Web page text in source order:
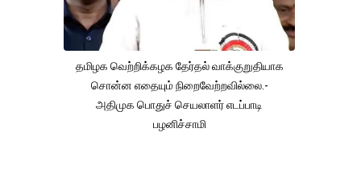
தமிழக வெற்றிக்கழக தேர்தல் வாக்குறுதியாக
சொன்ன எதையும் நிறைவேற்றவில்லை.-
அதிமுக பொதுச் செயலாளர் எடப்பாடி
பழனிச்சாமி